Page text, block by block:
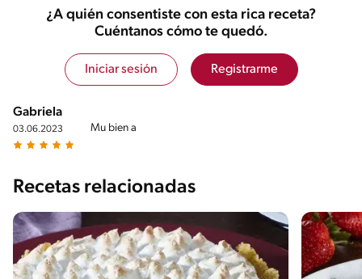
¿A quién consentiste con esta rica receta?
Cuéntanos cómo te quedó.
Iniciar sesión Registrarme
Gabriela
03.06.2023 Mu bien a
Recetas relacionadas